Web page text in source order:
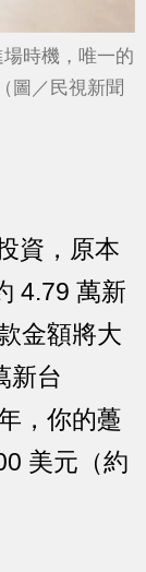
時機，唯一的
圖／民視新聞
資，原本
4.79 萬新
金額將大
新台
，你的躉
美元（約